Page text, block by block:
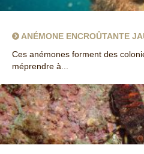
ANÉMONE ENCROÛTANTE
Ces anémones forment des
méprendre à...